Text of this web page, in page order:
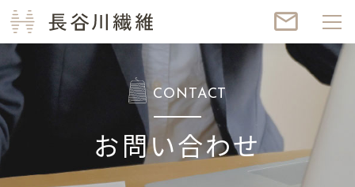
mail_outline
CONTACT
お問い合わせ